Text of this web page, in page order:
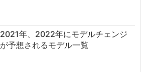
2021年、2022年にモデルチェンジ
が予想されるモデル一覧